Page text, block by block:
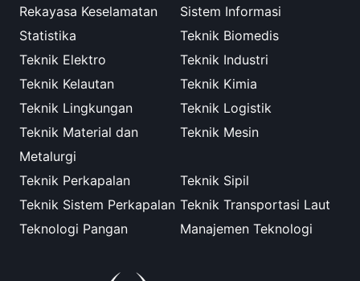
Rekayasa Keselamatan
Sistem Informasi
Statistika
Teknik Biomedis
Teknik Elektro
Teknik Industri
Teknik Kelautan
Teknik Kimia
Teknik Lingkungan
Teknik Logistik
Teknik Material dan
Metalurgi
Teknik Mesin
Teknik Perkapalan
Teknik Sipil
Teknik Sistem Perkapalan Teknik Transportasi Laut
Teknologi Pangan
Manajemen Teknologi